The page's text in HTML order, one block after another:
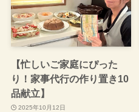
【忙しいご家庭にぴった
り！家事代行の作り置き10
品献立】
2025年10月12日